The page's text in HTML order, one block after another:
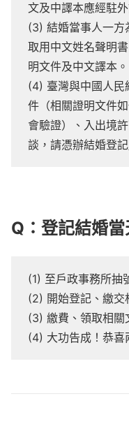
文及中譯本應經駐
(3) 結婚當事人一方
取用中文姓名聲明
明文件及中文譯本。
(4) 臺灣與中國人民
件（相關證明文件
會驗證）、入出境
談，請憑辦結婚登記
Q：登記結婚當
(1) 至戶政事務所抽
(2) 開始登記、繳交
(3) 繳費、領取相關
(4) 大功告成！恭喜